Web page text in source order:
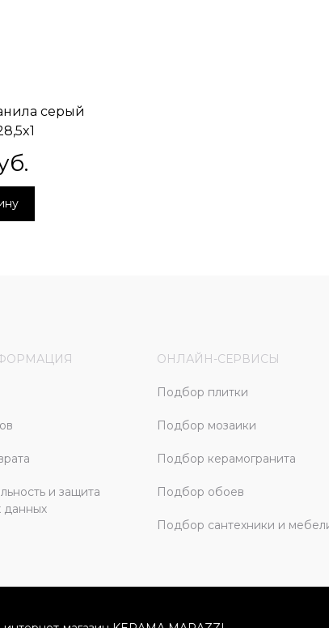
серый
и защита
данных
ОНЛАЙН-СЕРВИСЫ
Подбор плитки
Подбор мозаики
Подбор керамогранита
Подбор обоев
Подбор сантехники и